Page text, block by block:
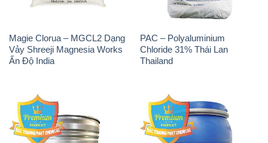
Magie Clorua – MGCL2 Dạng
Vảy Shreeji Magnesia Works
Ấn Độ India
PAC – Polyaluminium
Chloride 31% Thái Lan
Thailand